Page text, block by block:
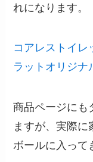
れになります。
コアレストイレ
ラットオリジナ
商品ページにも
ますが、実際に
ボールに入って